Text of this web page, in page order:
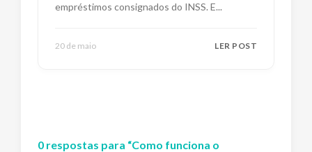
empréstimos consignados do INSS. E...
20 de maio LER POST
0 respostas para “Como funciona o